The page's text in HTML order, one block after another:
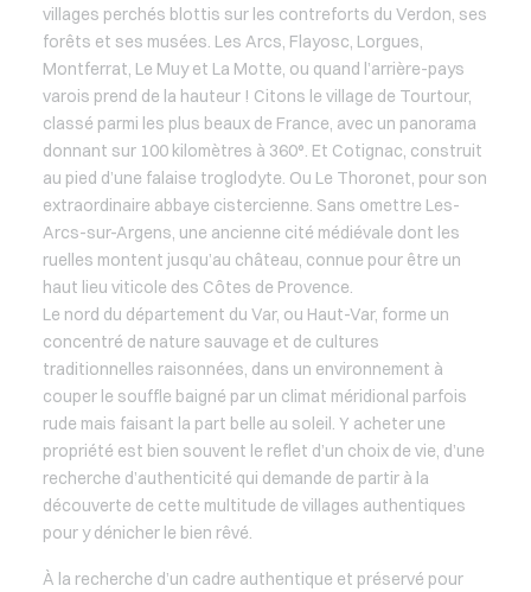
villages perchés blottis sur les contreforts du Verdon, ses
forêts et ses musées. Les Arcs, Flayosc, Lorgues,
Montferrat, Le Muy et La Motte, ou quand l’arrière-pays
varois prend de la hauteur ! Citons le village de Tourtour,
classé parmi les plus beaux de France, avec un panorama
donnant sur 100 kilomètres à 360°. Et Cotignac, construit
au pied d’une falaise troglodyte. Ou Le Thoronet, pour son
extraordinaire abbaye cistercienne. Sans omettre Les-
Arcs-sur-Argens, une ancienne cité médiévale dont les
ruelles montent jusqu’au château, connue pour être un
haut lieu viticole des Côtes de Provence.
Le nord du département du Var, ou Haut-Var, forme un
concentré de nature sauvage et de cultures
traditionnelles raisonnées, dans un environnement à
couper le souffle baigné par un climat méridional parfois
rude mais faisant la part belle au soleil. Y acheter une
propriété est bien souvent le reflet d’un choix de vie, d’une
recherche d’authenticité qui demande de partir à la
découverte de cette multitude de villages authentiques
pour y dénicher le bien rêvé.
À la recherche d’un cadre authentique et préservé pour